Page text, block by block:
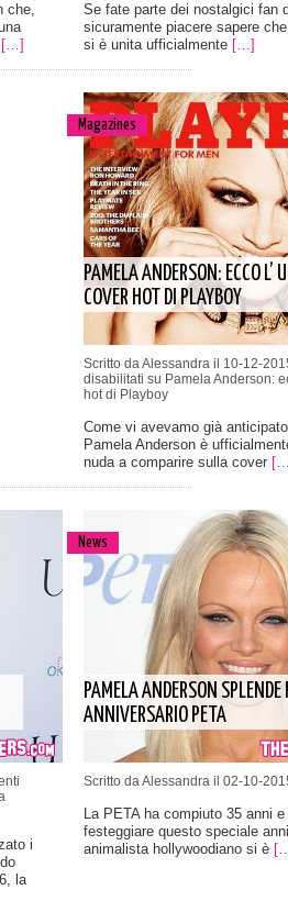
che,
[…]
Se fate parte dei nostalgici fan
sicuramente piacere sapere
si è unita ufficialmente […]
Magazines
PAMELA ANDERSON: ECCO L’
COVER HOT DI PLAYBOY
Scritto da Alessandra il 10-12-
disabilitati su Pamela Anderson:
hot di Playboy
Come vi avevamo già
Pamela Anderson è
nuda a comparire sulla cover
i
la
News
PAMELA ANDERSON SPLENDE
ANNIVERSARIO PETA
Scritto da Alessandra il 02-10-
La PETA ha compiuto 35 anni
festeggiare questo speciale
animalista hollywoodiano si è